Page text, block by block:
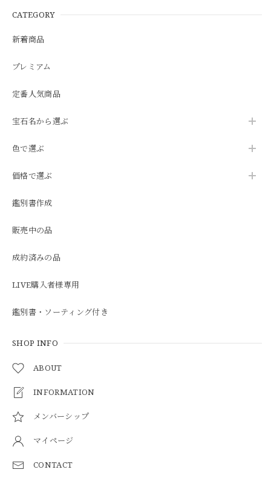
CATEGORY
新着商品
プレミアム
定番人気商品
宝石名から選ぶ
色で選ぶ
価格で選ぶ
鑑別書作成
販売中の品
成約済みの品
LIVE購入者様専用
鑑別書・ソーティング付き
SHOP INFO
ABOUT
INFORMATION
メンバーシップ
マイページ
CONTACT